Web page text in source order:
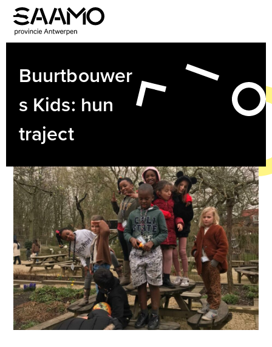
Skip
content
Open
mobile
Close
mobile
Buurtbouwer
s Kids: hun
traject